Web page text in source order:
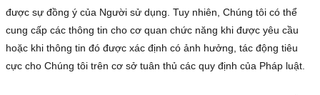
được sự đồng ý của Người sử dụng. Tuy nhiên, Chúng tôi có thể
cung cấp các thông tin cho cơ quan chức năng khi được yêu cầu
hoặc khi thông tin đó được xác định có ảnh hưởng, tác động tiêu
cực cho Chúng tôi trên cơ sở tuân thủ các quy định của Pháp luật.